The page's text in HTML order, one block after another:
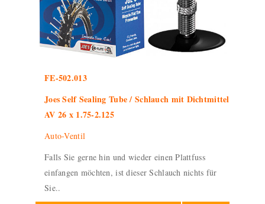
FE-502.013
Joes Self Sealing Tube / Schlauch mit Dichtmittel
AV 26 x 1.75-2.125
Auto-Ventil
Falls Sie gerne hin und wieder einen Plattfuss
einfangen möchten, ist dieser Schlauch nichts für
Sie..